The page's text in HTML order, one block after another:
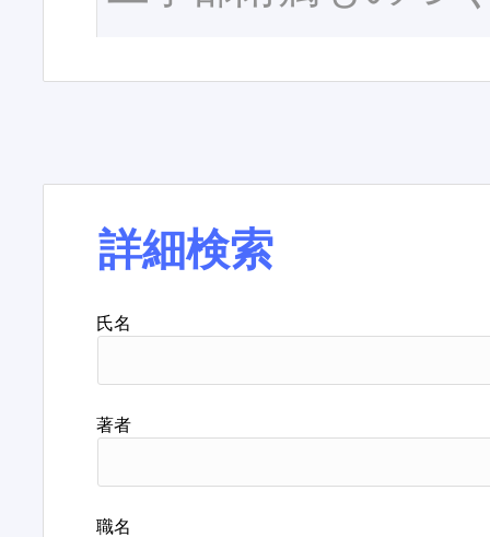
詳細検索
氏名
著者
職名